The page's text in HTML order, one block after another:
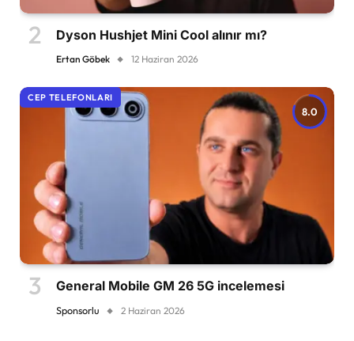
Dyson Hushjet Mini Cool alınır mı?
Ertan Göbek 12 Haziran 2026
8.0
CEP TELEFONLARI
General Mobile GM 26 5G incelemesi
Sponsorlu 2 Haziran 2026